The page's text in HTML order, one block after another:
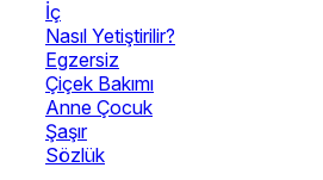
İç
Nasıl Yetiştirilir?
Egzersiz
Çiçek Bakımı
Anne Çocuk
Şaşır
Sözlük